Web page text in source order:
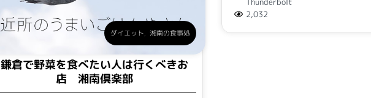
ダイエット, 湘南の食事処
鎌倉で野菜を食べたい人は行くべきお
店 湘南倶楽部
2,032